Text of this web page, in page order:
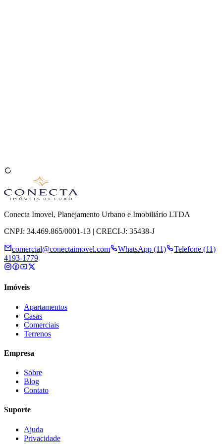
Conecta Imovel, Planejamento Urbano e Imobiliário LTDA
CNPJ: 34.469.865/0001-13 | CRECI-J: 35438-J
comercial@conectaimovel.com WhatsApp (11)
Telefone (11)
4193-1779
Imóveis
Apartamentos
Casas
Comerciais
Terrenos
Empresa
Sobre
Blog
Contato
Suporte
Ajuda
Privacidade